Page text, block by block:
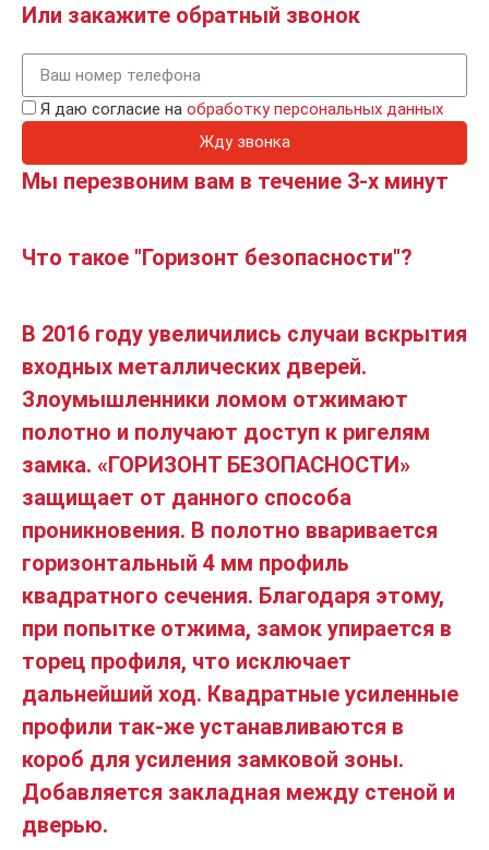
Или закажите обратный звонок
Я даю согласие на обработку персональных данных
Жду звонка
Мы перезвоним вам в течение 3-х минут
Что такое "Горизонт безопасности"?
В 2016 году увеличились случаи вскрытия
входных металлических дверей.
Злоумышленники ломом отжимают
полотно и получают доступ к ригелям
замка. «ГОРИЗОНТ БЕЗОПАСНОСТИ»
защищает от данного способа
проникновения. В полотно вваривается
горизонтальный 4 мм профиль
квадратного сечения. Благодаря этому,
при попытке отжима, замок упирается в
торец профиля, что исключает
дальнейший ход. Квадратные усиленные
профили так-же устанавливаются в
короб для усиления замковой зоны.
Добавляется закладная между стеной и
дверью.